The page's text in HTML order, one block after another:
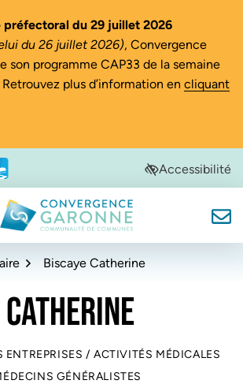
préfectoral du 29 juillet 2026
du 26 juillet 2026), Convergence
son programme CAP33 de la semaine
plus d’information en cliquant
nouvel onglet)
un nouvel onglet)
dans un nouvel onglet)
dans un nouvel onglet)
dans un nouvel onglet)Accessibilité
Convergence Garonne
Biscaye Catherine
ENTREPRISES / ACTIVITÉS MÉDICALES
GÉNÉRALISTES